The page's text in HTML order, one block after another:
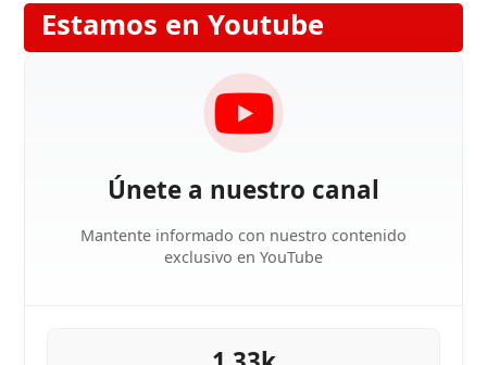
Estamos en Youtube
Únete a nuestro canal
Mantente informado con nuestro contenido
exclusivo en YouTube